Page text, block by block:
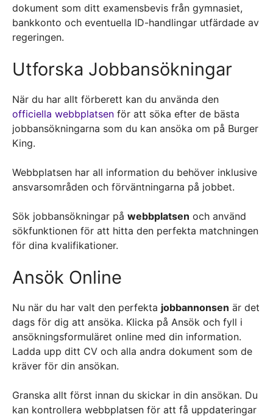
dokument som ditt examensbevis från gymnasiet,
bankkonto och eventuella ID-handlingar utfärdade av
regeringen.
Utforska Jobbansökningar
När du har allt förberett kan du använda den
officiella webbplatsen för att söka efter de bästa
jobbansökningarna som du kan ansöka om på Burger
King.
Webbplatsen har all information du behöver inklusive
ansvarsområden och förväntningarna på jobbet.
Sök jobbansökningar på webbplatsen och använd
sökfunktionen för att hitta den perfekta matchningen
för dina kvalifikationer.
Ansök Online
Nu när du har valt den perfekta jobbannonsen är det
dags för dig att ansöka. Klicka på Ansök och fyll i
ansökningsformuläret online med din information.
Ladda upp ditt CV och alla andra dokument som de
kräver för din ansökan.
Granska allt först innan du skickar in din ansökan. Du
kan kontrollera webbplatsen för att få uppdateringar